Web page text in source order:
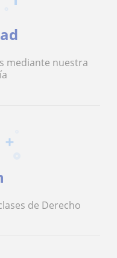
mediante nuestra
de Derecho